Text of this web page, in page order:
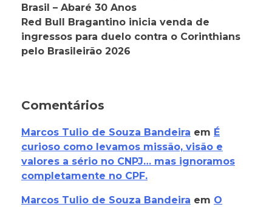
Brasil – Abaré 30 Anos
Red Bull Bragantino inicia venda de
ingressos para duelo contra o Corinthians
pelo Brasileirão 2026
Comentários
Marcos Tulio de Souza Bandeira em É
curioso como levamos missão, visão e
valores a sério no CNPJ… mas ignoramos
completamente no CPF.
Marcos Tulio de Souza Bandeira em O